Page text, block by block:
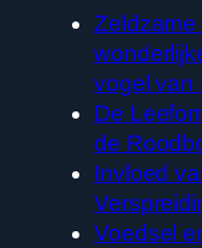
Zeldzame
vogel van
De
de
Invloed
Voedsel